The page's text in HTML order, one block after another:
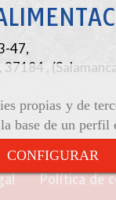
propias y de
base de un
CONFIGURAR
47,
, 37184 ,
Política de